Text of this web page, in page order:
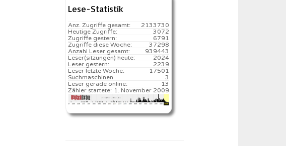
Lese-Statistik
2133730
Anz. Zugriffe gesamt:
3072
Heutige Zugriffe:
6791
Zugriffe gestern:
37298
Zugriffe diese Woche:
939443
Anzahl Leser gesamt:
2024️
Leser(sitzungen) heute:
2239
Leser gestern:
17501️
Leser letzte Woche:
3
Suchmaschinen
13
Leser gerade online:
1. November 2009
Zähler startete: